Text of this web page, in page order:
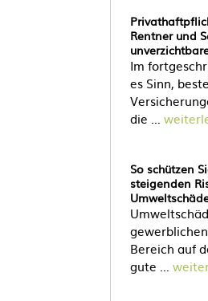
Rentner und
Im
es Sinn,
die …
So schützen
steigenden
Bereich auf
gute …